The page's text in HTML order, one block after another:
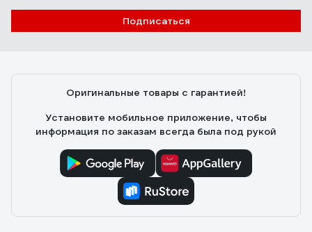
Подписаться
Оригинальные товары с гарантией!
Установите мобильное приложение, чтобы
информация по заказам всегда была под рукой